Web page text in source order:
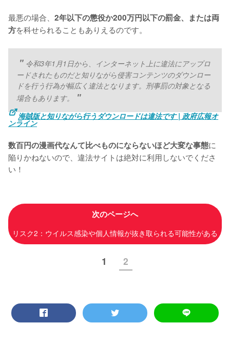
最悪の場合、 2年以下の懲役か200万円以下の罰金、または両
方を科せられることもありえるのです。
令和3年1月1日から、インターネット上に違法にアップロ
ードされたものだと知りながら侵害コンテンツのダウンロー
ドを行う行為が幅広く違法となります。刑事罰の対象となる
場合もあります。
海賊版と知りながら行うダウンロードは違法です | 政府広報オ
ンライン
数百円の漫画代なんて比べものにならないほど大変な事態に
陥りかねないので、違法サイトは絶対に利用しないでくださ
い！
次のページへ
リスク2：ウイルス感染や個人情報が抜き取られる可能性がある
1 2